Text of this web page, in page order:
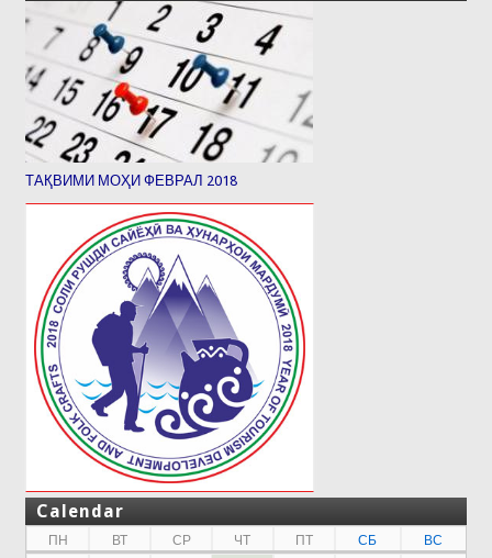
ТАҚВИМИ МОҲИ ФЕВРАЛ 2018
Calendar
ПН ВТ СР ЧТ ПТ СБ
ВС